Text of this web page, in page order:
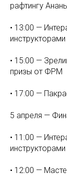
рафтингу
• 13:00 —
инструкторами
• 15:00 —
призы от ФРМ
• 17:00 —
5 апреля —
• 11:00 —
инструкторами
• 12:00 —